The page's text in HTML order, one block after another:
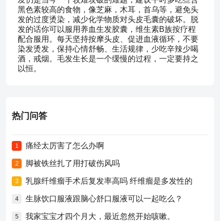
黑色素较高的食物，像芝麻，木耳，首乌等，避免头
发的过度烫染，减少化学物质对头皮毛囊的破坏。脱
发的话你可以服用养血生发胶囊，维生素B族按疗程
配合服用。每天坚持按摩头皮、促进血液循环，不要
染发烫发，保持心情舒畅、生活规律，少吃辛辣少喝
酒，戒烟。毛发生长是一个缓慢的过程，一定要持之
以恒。
热门问答
1 痛经太厉害了怎么办啊
2 脚被铁丝扎了用打破伤风吗
3 乳腺纤维瘤手术后复发率高吗 纤维瘤是多发性的
4 生脉饮口服液跟脑心舒口服液可以一起吃么？
5 我家宝宝才四个月大，最近忽然开始咳嗽。